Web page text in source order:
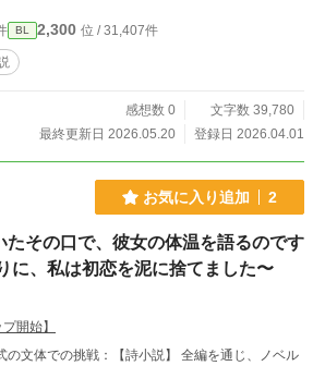
BL 2,300 位 / 31,407件
感想数 0
文字数 39,780
最終更新日 2026.05.20
登録日 2026.04.01
お気に入り追加 2
たその口で、彼女の体温を語るのです
に、私は初恋を泥に捨てました〜
開始】
の文体での挑戦：【詩小説】 全編を通じ、ノベル